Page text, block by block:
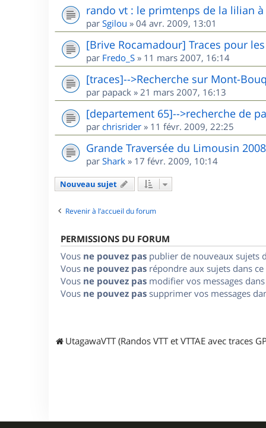
rando vt : le primtenps de la lilian à
par Sgilou » 04 avr. 2009, 13:01
[Brive Rocamadour] Traces pour
par Fredo_S » 11 mars 2007, 16:14
[traces]-->Recherche sur Mont-
par papack » 21 mars 2007, 16:13
[departement 65]-->recherche de
par chrisrider » 11 févr. 2009, 22:25
Grande Traversée du Limousin 2008
par Shark » 17 févr. 2009, 10:14
Nouveau sujet
Revenir à l’accueil du forum
PERMISSIONS DU FORUM
Vous ne pouvez pas publier de nouveaux sujets
Vous ne pouvez pas répondre aux sujets dans
Vous ne pouvez pas modifier vos messages
Vous ne pouvez pas supprimer vos messages
UtagawaVTT (Randos VTT et VTTAE avec traces